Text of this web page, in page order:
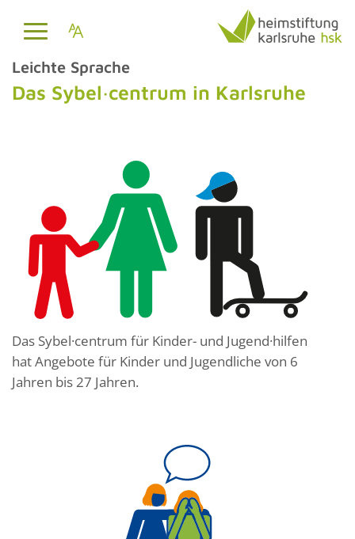
Leichte Sprache
Das Sybel·centrum in Karlsruhe
Das Sybel·centrum für Kinder- und Jugend·hilfen
hat Angebote für Kinder und Jugendliche von 6
Jahren bis 27 Jahren.